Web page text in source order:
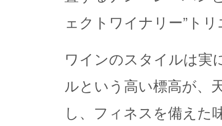
ェクトワイナリー”ト
ワインのスタイルは実
ルという高い標高が、
し、フィネスを備えた